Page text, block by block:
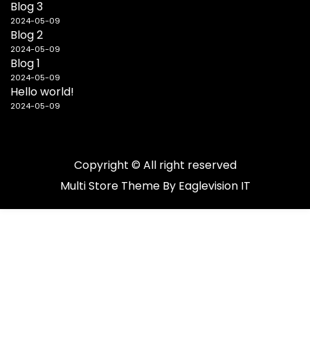
Blog 3
2024-05-09
Blog 2
2024-05-09
Blog 1
2024-05-09
Hello world!
2024-05-09
Copyright © All right reserved
Multi Store Theme By Eaglevision IT